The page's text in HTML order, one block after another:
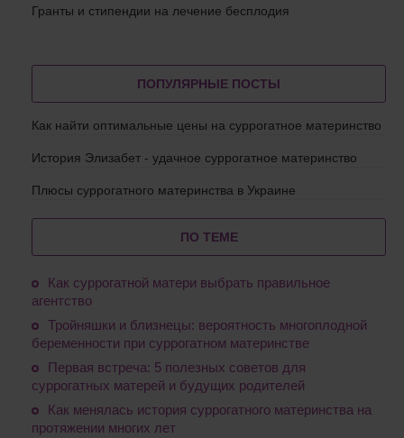
Гранты и стипендии на лечение бесплодия
ПОПУЛЯРНЫЕ ПОСТЫ
Как найти оптимальные цены на суррогатное материнство
История Элизабет - удачное суррогатное материнство
Плюсы суррогатного материнства в Украине
ПО ТЕМЕ
Как суррогатной матери выбрать правильное
агентство
Тройняшки и близнецы: вероятность многоплодной
беременности при суррогатном материнстве
Первая встреча: 5 полезных советов для
суррогатных матерей и будущих родителей
Как менялась история суррогатного материнства на
протяжении многих лет